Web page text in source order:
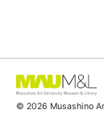
© 2026 Musashino